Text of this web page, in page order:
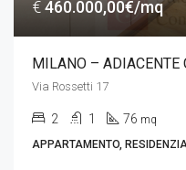
€460.000,00€/mq
MILANO – ADIACENTE
Via Rossetti 17
2 1 76 mq
APPARTAMENTO,